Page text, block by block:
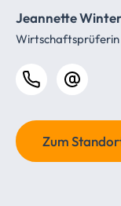
Jeannette
Zum